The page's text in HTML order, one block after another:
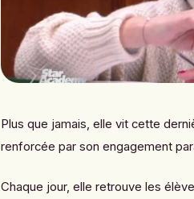
Plus que jamais, elle vit cette
renforcée par son engagement
Chaque jour, elle retrouve les